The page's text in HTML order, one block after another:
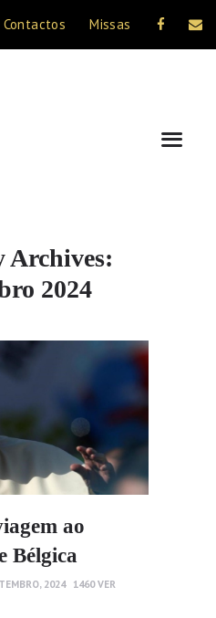
Contactos Missas
Archives:
2024
ao
Bélgica
2024 1460VER